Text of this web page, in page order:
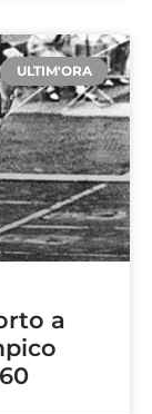
ULTIM'ORA
a